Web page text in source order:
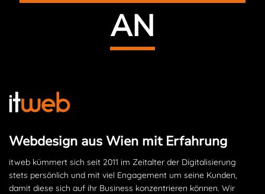
AN
Webdesign aus Wien mit Erfahrung
itweb kümmert sich seit 2011 im Zeitalter der Digitalisierung
stets persönlich und mit viel Engagement um seine Kunden,
damit diese sich auf ihr Business konzentrieren können. Wir